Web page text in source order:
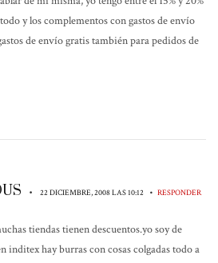
y los complementos con gastos de envío
de envío gratis también para pedidos de
• 22 DICIEMBRE, 2008 LAS 10:12 • RESPONDER
tiendas tienen descuentos.yo soy de
inditex hay burras con cosas colgadas todo a